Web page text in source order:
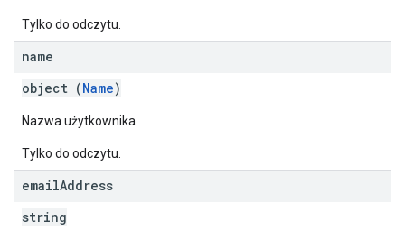
Tylko do odczytu.
name
object (Name)
Nazwa użytkownika.
Tylko do odczytu.
emailAddress
string